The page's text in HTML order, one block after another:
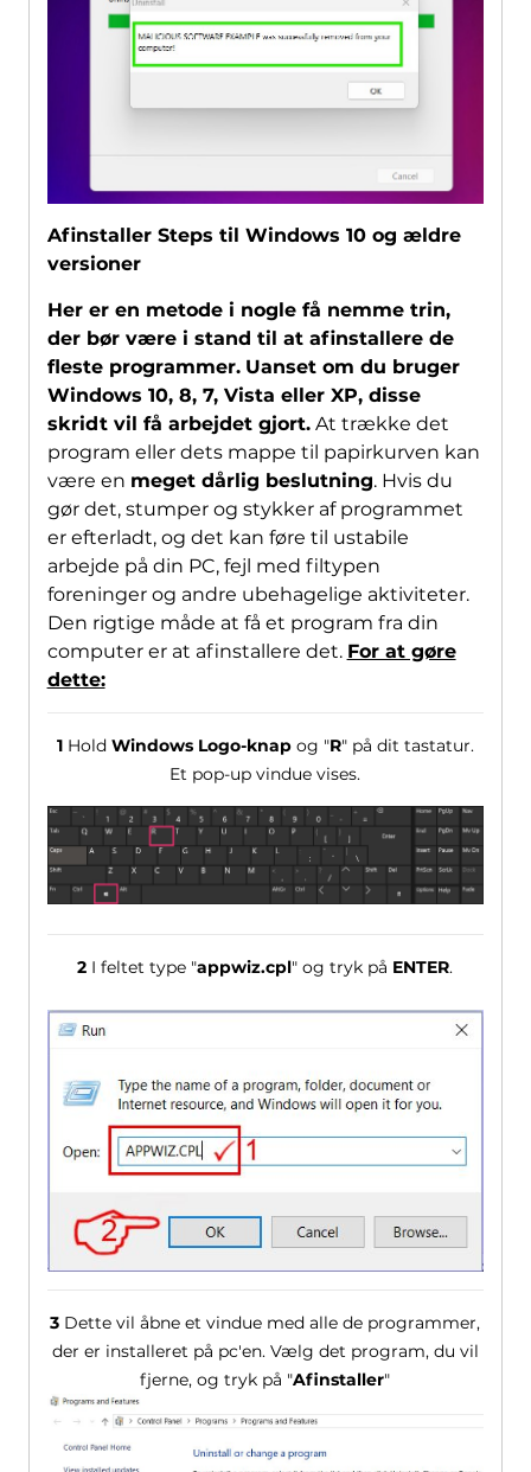
Afinstaller Steps til Windows 10 og ældre
versioner
Her er en metode i nogle få nemme trin,
der bør være i stand til at afinstallere de
fleste programmer. Uanset om du bruger
Windows 10, 8, 7, Vista eller XP, disse
skridt vil få arbejdet gjort.At trække det
program eller dets mappe til papirkurven kan
være en meget dårlig beslutning. Hvis du
gør det, stumper og stykker af programmet
er efterladt, og det kan føre til ustabile
arbejde på din PC, fejl med filtypen
foreninger og andre ubehagelige aktiviteter.
Den rigtige måde at få et program fra din
computer er at afinstallere det. For at gøre
dette:
1Hold Windows Logo-knapog "R" på dit tastatur.
Et pop-up vindue vises.
2 I feltet type "appwiz.cpl" og tryk på ENTER.
3 Dette vil åbne et vindue med alle de programmer,
der er installeret på pc'en. Vælg det program, du vil
fjerne, og tryk på "Afinstaller"